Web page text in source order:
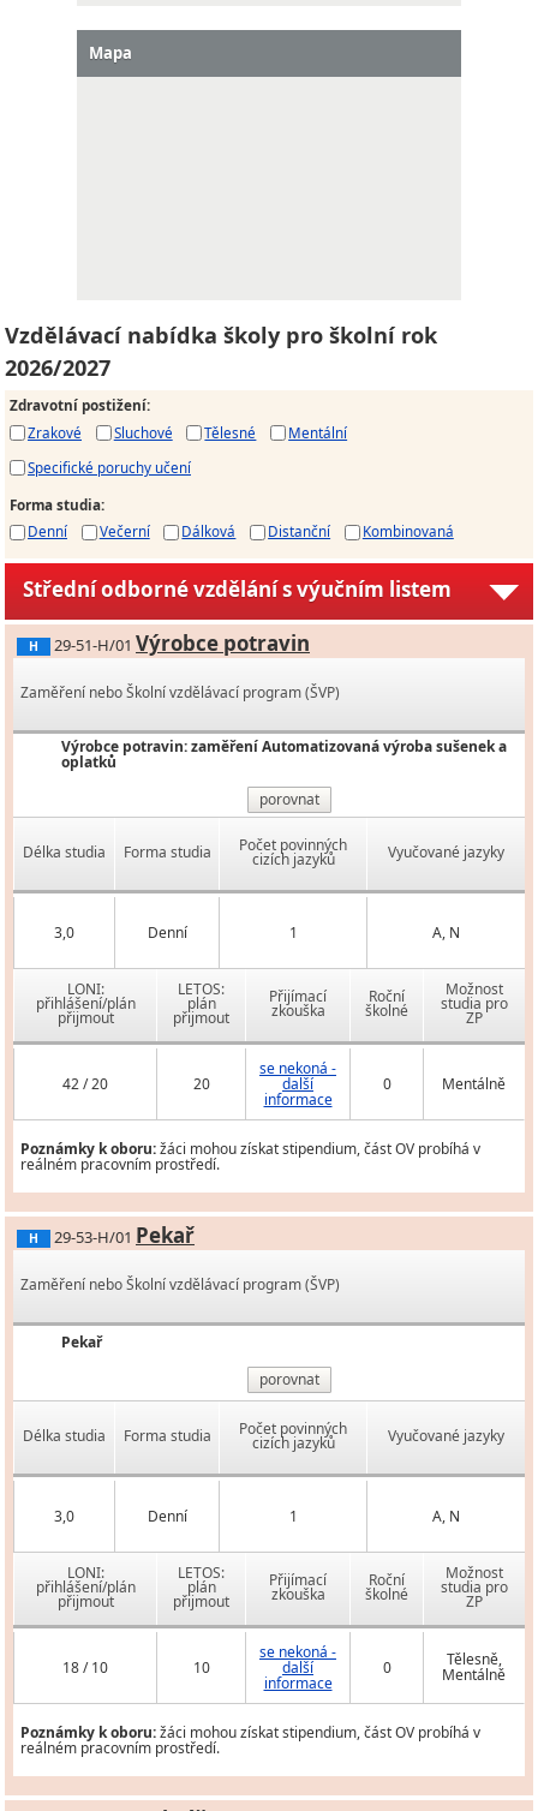
Mapa
Vzdělávací nabídka školy pro školní rok
2026/2027
Zdravotní postižení:
Zrakové
Sluchové Tělesné
Mentální
Specifické poruchy učení
Forma studia:
Denní
Večerní Dálková Distanční Kombinovaná
Střední odborné vzdělání s výučním listem
H 29-51-H/01 Výrobce potravin
Zaměření nebo Školní vzdělávací program (ŠVP)
Výrobce potravin: zaměření Automatizovaná výroba sušenek a
oplatků
porovnat
Délka studia Forma studia Počet povinných
cizích jazyků Vyučované jazyky
3,0 Denní 1 A, N
LONI:
přihlášení/plán
přijmout
LETOS:
plán
přijmout
Přijímací
zkouška
Roční
školné
Možnost
studia pro
ZP
42 / 20 20
se nekoná -
další
informace
0 Mentálně
Poznámky k oboru:žáci mohou získat stipendium, část OV probíhá v
reálném pracovním prostředí.
H 29-53-H/01 Pekař
Zaměření nebo Školní vzdělávací program (ŠVP)
Pekař
porovnat
Délka studia Forma studia Počet povinných
cizích jazyků Vyučované jazyky
3,0 Denní 1 A, N
LONI:
přihlášení/plán
přijmout
LETOS:
plán
přijmout
Přijímací
zkouška
Roční
školné
Možnost
studia pro
ZP
18 / 10 10
se nekoná -
další
informace
0 Tělesně,
Mentálně
Poznámky k oboru:žáci mohou získat stipendium, část OV probíhá v
reálném pracovním prostředí.